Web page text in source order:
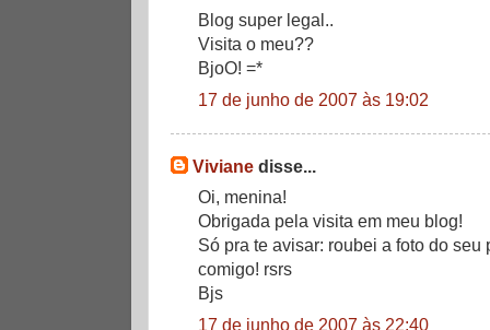
Blog super legal..
Visita o meu??
BjoO! =*
17 de junho de 2007 às 19:02
Viviane disse...
Oi, menina!
Obrigada pela visita em meu blog!
Só pra te avisar: roubei a foto do
comigo! rsrs
Bjs
17 de junho de 2007 às 22:40